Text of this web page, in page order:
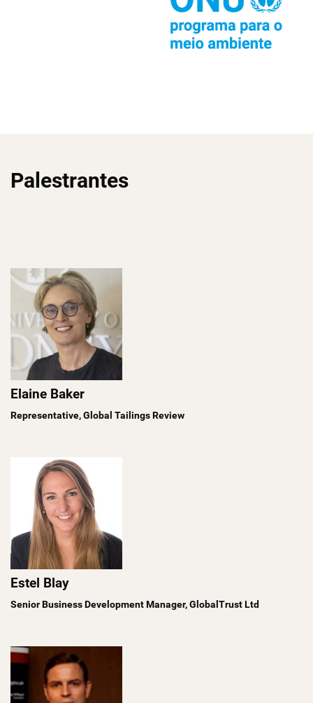
Palestrantes
Elaine Baker
Representative, Global Tailings Review
Estel Blay
Senior Business Development Manager, GlobalTrust Ltd